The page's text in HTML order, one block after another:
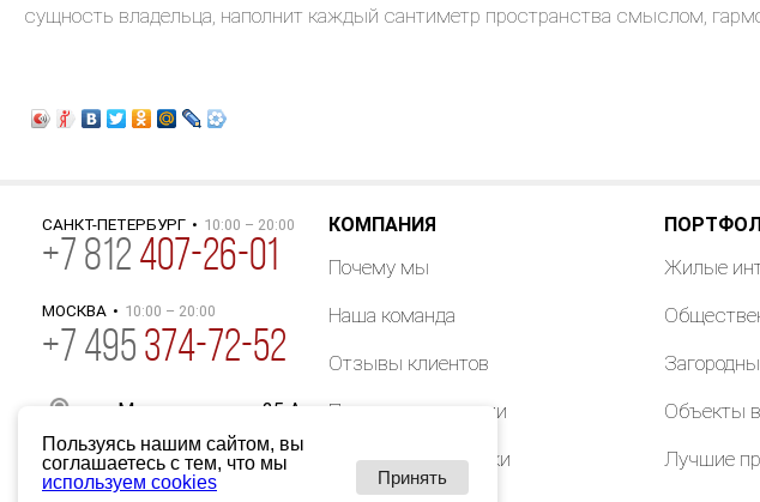
сущность владельца, наполнит каждый сантиметр пространства смыслом,
САНКТ-ПЕТЕРБУРГ • 10:00 – 20:00
+7 812 407-26-01
МОСКВА • 10:00 – 20:00
+7 495 374-72-52
ул. Маяковского, д.25 А
info@akimenkov.ru
КОМПАНИЯ
Почему мы
Наша команда
Отзывы клиентов
Партнеры компании
Лицензии и допуски
Жилые
Объекты
Лучшие
Пользуясь нашим сайтом, вы
соглашаетесь с тем, что мы
используем cookies
Принять